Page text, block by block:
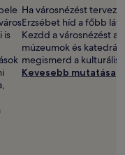
is
Ha városnézést
Erzsébet híd a főbb
Kezdd a városnézést a
múzeumok és
megismerd a kulturális
Kevesebb mutatása